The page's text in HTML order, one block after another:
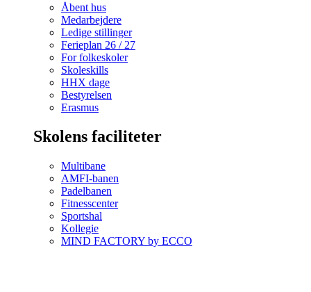
Åbent hus
Medarbejdere
Ledige stillinger
Ferieplan 26 / 27
For folkeskoler
Skoleskills
HHX dage
Bestyrelsen
Erasmus
Skolens faciliteter
Multibane
AMFI-banen
Padelbanen
Fitnesscenter
Sportshal
Kollegie
MIND FACTORY by ECCO